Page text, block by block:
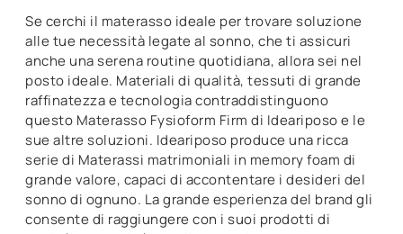
Se cerchi il materasso ideale per trovare soluzione
alle tue necessità legate al sonno, che ti assicuri
anche una serena routine quotidiana, allora sei nel
posto ideale. Materiali di qualità, tessuti di grande
raffinatezza e tecnologia contraddistinguono
questo Materasso Fysioform Firm di Ideariposo e le
sue altre soluzioni. Ideariposo produce una ricca
serie di Materassi matrimoniali in memory foam di
grande valore, capaci di accontentare i desideri del
sonno di ognuno. La grande esperienza del brand gli
consente di raggiungere con i suoi prodotti di